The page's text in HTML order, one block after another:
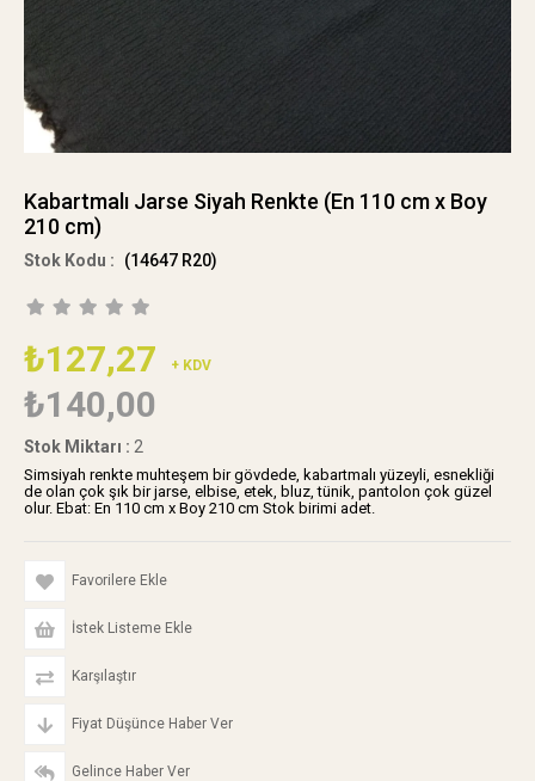
Kabartmalı Jarse Siyah Renkte (En 110 cm x Boy
210 cm)
(14647 R20)
₺127,27 + KDV
₺140,00
Stok Miktarı : 2
Simsiyah renkte muhteşem bir gövdede, kabartmalı yüzeyli, esnekliği
de olan çok şık bir jarse, elbise, etek, bluz, tünik, pantolon çok güzel
olur. Ebat: En 110 cm x Boy 210 cm Stok birimi adet.
Favorilere Ekle
İstek Listeme Ekle
Karşılaştır
Fiyat Düşünce Haber Ver
Gelince Haber Ver